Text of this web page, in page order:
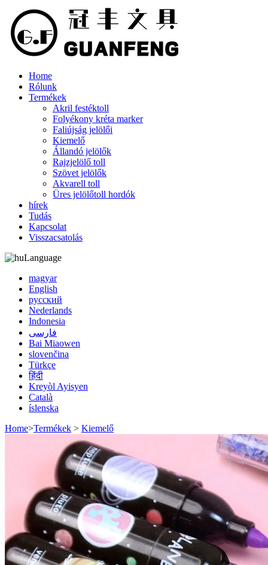
Home
Rólunk
Termékek
Akril festéktoll
Folyékony kréta marker
Faliújság jelölői
Kiemelő
Állandó jelölők
Rajzjelölő toll
Szövet jelölők
Akvarell toll
Üres jelölőtoll hordók
hírek
Tudás
Kapcsolat
Visszacsatolás
Language
magyar
English
русский
Nederlands
Indonesia
فارسی
Bai Miaowen
slovenčina
Türkçe
हिंदी
Kreyòl Ayisyen
Català
íslenska
Home>Termékek > Kiemelő